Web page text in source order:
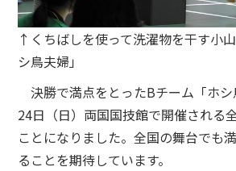
↑くちばしを使って洗濯物を干す小
シ鳥夫婦」
決勝で満点をとったBチーム「ホ
24日（日）両国国技館で開催される
ことになりました。全国の舞台でも
ることを期待しています。